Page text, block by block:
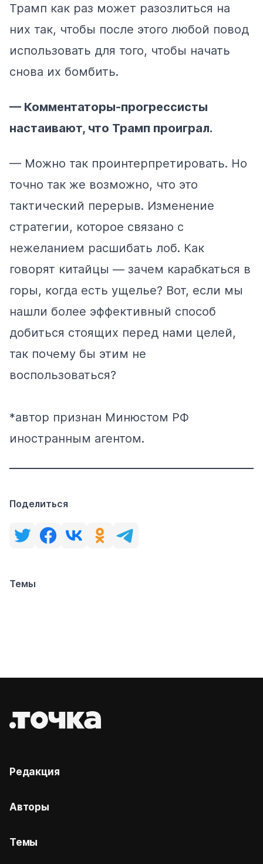
Трамп как раз может разозлиться на
них так, чтобы после этого любой повод
использовать для того, чтобы начать
снова их бомбить.
— Комментаторы-прогрессисты
настаивают, что Трамп проиграл.
— Можно так проинтерпретировать. Но
точно так же возможно, что это
тактический перерыв. Изменение
стратегии, которое связано с
нежеланием расшибать лоб. Как
говорят китайцы — зачем карабкаться в
горы, когда есть ущелье? Вот, если мы
нашли более эффективный способ
добиться стоящих перед нами целей,
так почему бы этим не
воспользоваться?
*автор признан Минюстом РФ
иностранным агентом.
Поделиться
Темы
Редакция
Авторы
Темы